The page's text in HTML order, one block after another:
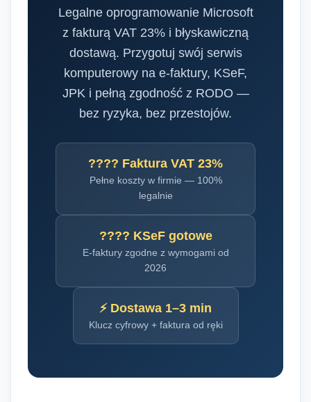
Legalne oprogramowanie Microsoft
z fakturą VAT 23% i błyskawiczną
dostawą. Przygotuj swój serwis
komputerowy na e-faktury, KSeF,
JPK i pełną zgodność z RODO —
bez ryzyka, bez przestojów.
???? Faktura VAT 23%
Pełne koszty w firmie — 100%
legalnie
???? KSeF gotowe
E-faktury zgodne z wymogami od
2026
⚡ Dostawa 1–3 min
Klucz cyfrowy + faktura od ręki